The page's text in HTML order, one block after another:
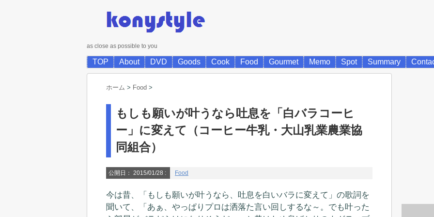
as close as possible to you
TOP About DVD Goods Cook Food Gourmet Memo Spot Summary
ホーム > Food >
もしも願いが叶うなら吐息を「白バラコーヒ
ー」に変えて（コーヒー牛乳・大山乳業農業協
同組合）
公開日： 2015/01/28 : Food
今は昔、「もしも願いが叶うなら、吐息を白いバラに変えて」の歌詞を
聞いて、「あぁ、やっぱりプロは洒落た言い回しするな～。でも叶った